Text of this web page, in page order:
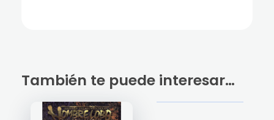
También te puede interesar…